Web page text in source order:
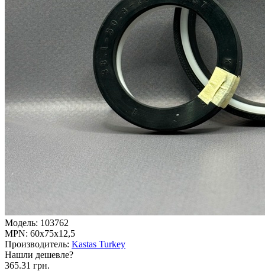
Модель: 103762
MPN: 60x75x12,5
Производитель: Kastas Turkey
Нашли дешевле?
365.31 грн.